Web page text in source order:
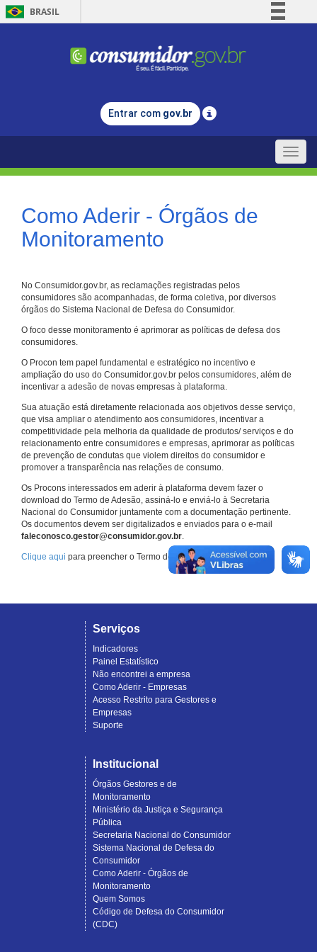
BRASIL
Comunica BR
Legislação
Entrar com gov.br
Toggle
Como Aderir - Órgãos de
Monitoramento
No Consumidor.gov.br, as reclamações registradas pelos
consumidores são acompanhadas, de forma coletiva, por diversos
órgãos do Sistema Nacional de Defesa do Consumidor.
O foco desse monitoramento é aprimorar as políticas de defesa dos
consumidores.
O Procon tem papel fundamental e estratégico no incentivo e
ampliação do uso do Consumidor.gov.br pelos consumidores, além de
incentivar a adesão de novas empresas à plataforma.
Sua atuação está diretamente relacionada aos objetivos desse serviço,
que visa ampliar o atendimento aos consumidores, incentivar a
competitividade pela melhoria da qualidade de produtos/ serviços e do
relacionamento entre consumidores e empresas, aprimorar as políticas
de prevenção de condutas que violem direitos do consumidor e
promover a transparência nas relações de consumo.
Os Procons interessados em aderir à plataforma devem fazer o
download do Termo de Adesão, assiná-lo e enviá-lo à Secretaria
Nacional do Consumidor juntamente com a documentação pertinente.
Os documentos devem ser digitalizados e enviados para o e-mail
faleconosco.gestor@consumidor.gov.br.
Clique aqui para preencher o Termo de Adesão.
Serviços
Indicadores
Painel Estatístico
Não encontrei a empresa
Como Aderir - Empresas
Acesso Restrito para Gestores e
Empresas
Suporte
Institucional
Órgãos Gestores e de
Monitoramento
Ministério da Justiça e Segurança
Pública
Secretaria Nacional do Consumidor
Sistema Nacional de Defesa do
Consumidor
Como Aderir - Órgãos de
Monitoramento
Quem Somos
Código de Defesa do Consumidor
(CDC)